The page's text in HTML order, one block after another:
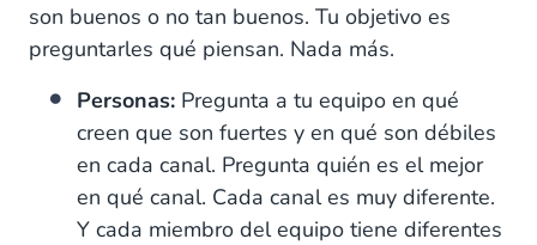
son buenos o no tan buenos. Tu objetivo es
preguntarles qué piensan. Nada más.
Personas: Pregunta a tu equipo en qué
creen que son fuertes y en qué son débiles
en cada canal. Pregunta quién es el mejor
en qué canal. Cada canal es muy diferente.
Y cada miembro del equipo tiene diferentes